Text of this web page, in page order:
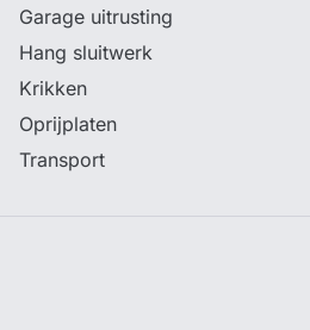
Garage uitrusting
Hang sluitwerk
Krikken
Oprijplaten
Transport